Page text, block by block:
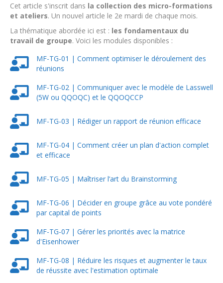
Cet article s'inscrit dans la collection des micro-formations
et ateliers. Un nouvel article le 2e mardi de chaque mois.
La thématique abordée ici est : les fondamentaux du
travail de groupe. Voici les modules disponibles :
MF-TG-01 | Comment optimiser le déroulement des
réunions
MF-TG-02 | Communiquer avec le modèle de Lasswell
(5W ou QQOQC) et le QQOQCCP
MF-TG-03 | Rédiger un rapport de réunion efficace
MF-TG-04 | Comment créer un plan d'action complet
et efficace
MF-TG-05 | Maîtriser l’art du Brainstorming
MF-TG-06 | Décider en groupe grâce au vote pondéré
par capital de points
MF-TG-07 | Gérer les priorités avec la matrice
d'Eisenhower
MF-TG-08 | Réduire les risques et augmenter le taux
de réussite avec l'estimation optimale